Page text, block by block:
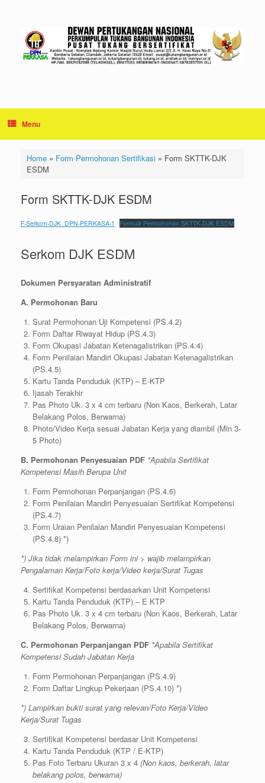
Menu
Home» Form Permohonan Sertifikasi» Form SKTTK-DJK
ESDM
Form SKTTK-DJK ESDM
F-Serkom-DJK_DPN-PERKASA-1 Formulir Permohonan SKTTK-DJK ESDM
Serkom DJK ESDM
Dokumen Persyaratan Administratif
A. Permohonan Baru
Surat Permohonan Uji Kompetensi (PS.4.2)
Form Daftar Riwayat Hidup (PS.4.3)
Form Okupasi Jabatan Ketenagalistrikan (PS.4.4)
Form Penilaian Mandiri Okupasi Jabatan Ketenagalistrikan
(PS.4.5)
Kartu Tanda Penduduk (KTP) – E-KTP
Ijasah Terakhir
Pas Photo Uk. 3 x 4 cm terbaru (Non Kaos, Berkerah, Latar
Belakang Polos, Berwarna)
Photo/Video Kerja sesuai Jabatan Kerja yang diambil (Min 3-
5 Photo)
B. Permohonan Penyesuaian PDF *Apabila Sertifikat
Kompetensi Masih Berupa Unit
Form Permohonan Perpanjangan (PS.4.6)
Form Penilaian Mandiri Penyesuaian Sertifikat Kompetensi
(PS.4.7)
Form Uraian Penilaian Mandiri Penyesuaian Kompetensi
(PS.4.8) *)
*) Jika tidak melampirkan Form ini > wajib melampirkan
Pengalaman Kerja/Foto kerja/Video kerja/Surat Tugas
Sertifikat Kompetensi berdasarkan Unit Kompetensi
Kartu Tanda Penduduk (KTP) – E KTP
Pas Photo Uk. 3 x 4 cm terbaru (Non Kaos, Berkerah, Latar
Belakang Polos, Berwarna)
C. Permohonan Perpanjangan PDF *Apabila Sertifikat
Kompetensi Sudah Jabatan Kerja
Form Permohonan Perpanjangan (PS.4.9)
Form Daftar Lingkup Pekerjaan (PS.4.10) *)
*) Lampirkan bukti surat yang relevan/Foto Kerja/Video
Kerja/Surat Tugas
Sertifikat Kompetensi berdasar Unit Kompetensi
Kartu Tanda Penduduk (KTP / E-KTP)
Pas Foto Terbaru Ukuran 3 x 4 (Non kaos, berkerah, latar
belakang polos, berwarna)